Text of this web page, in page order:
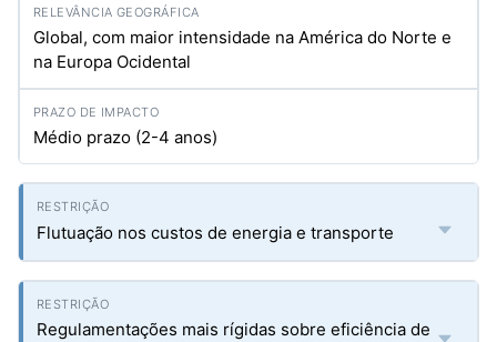
Global, com maior intensidade na América do Norte e
na Europa Ocidental
Médio prazo (2-4 anos)
Flutuação nos custos de energia e transporte
Regulamentações mais rígidas sobre eficiência de